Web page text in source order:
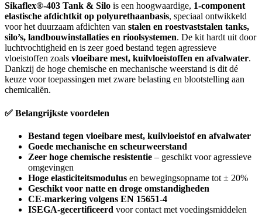
Sikaflex®-403 Tank & Silo is een hoogwaardige, 1-component
elastische afdichtkit op polyurethaanbasis, speciaal ontwikkeld
voor het duurzaam afdichten van stalen en roestvaststalen tanks,
silo’s, landbouwinstallaties en rioolsystemen. De kit hardt uit door
luchtvochtigheid en is zeer goed bestand tegen agressieve
vloeistoffen zoals vloeibare mest, kuilvloeistoffen en afvalwater.
Dankzij de hoge chemische en mechanische weerstand is dit dé
keuze voor toepassingen met zware belasting en blootstelling aan
chemicaliën.
✅ Belangrijkste voordelen
Bestand tegen vloeibare mest, kuilvloeistof en afvalwater
Goede mechanische en scheurweerstand
Zeer hoge chemische resistentie – geschikt voor agressieve
omgevingen
Hoge elasticiteitsmodulus en bewegingsopname tot ± 20%
Geschikt voor natte en droge omstandigheden
CE-markering volgens EN 15651-4
ISEGA-gecertificeerd voor contact met voedingsmiddelen